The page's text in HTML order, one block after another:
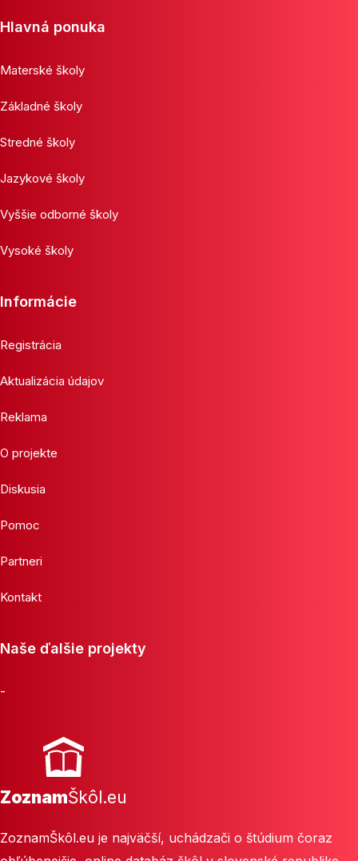
Hlavná ponuka
Materské školy
Základné školy
Stredné školy
Jazykové školy
Vyššie odborné školy
Vysoké školy
Informácie
Registrácia
Aktualizácia údajov
Reklama
O projekte
Diskusia
Pomoc
Partneri
Kontakt
Naše ďalšie projekty
-
ZoznamŠkôl.eu
ZoznamŠkôl.eu je najväčší, uchádzači o štúdium čoraz